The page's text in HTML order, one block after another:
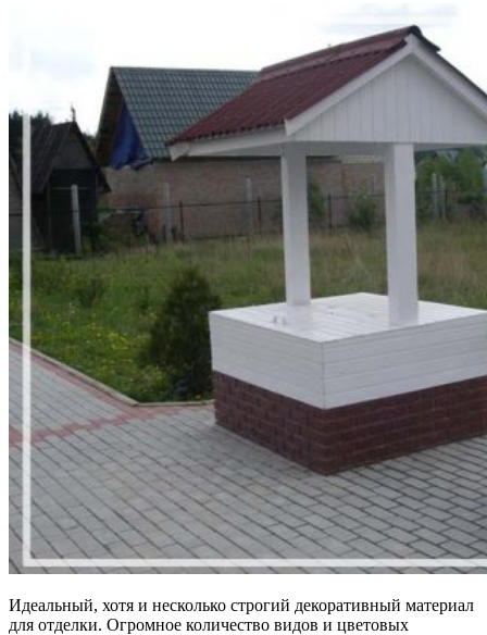
Идеальный, хотя и несколько строгий декоративный материал
для отделки. Огромное количество видов и цветовых